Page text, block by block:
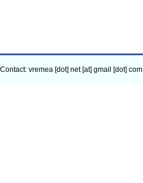
Contact: vremea [dot] net [at] gmail [dot] com